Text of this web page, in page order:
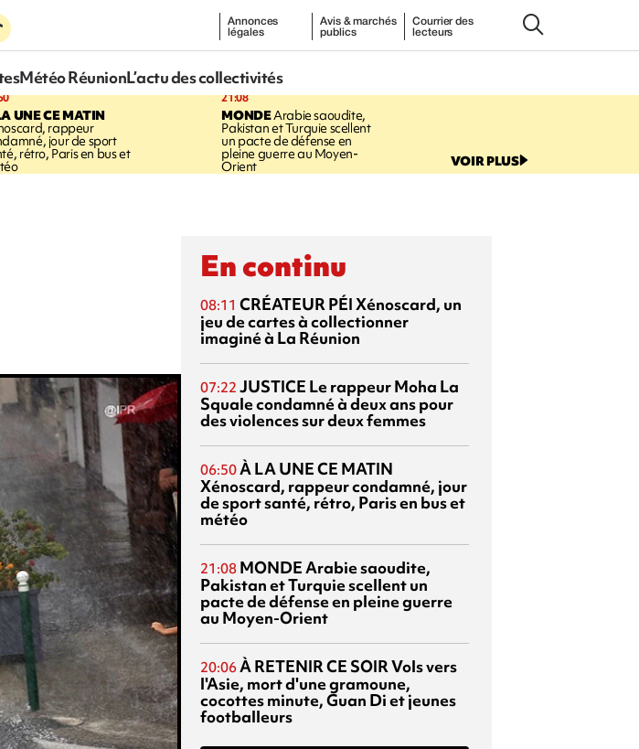
Annonces
légales
Avis & marchés
publics
Courrier des
lecteurs
Météo RéunionL’actu des collectivités
UNE CE MATIN
rappeur
jour de sport
rétro, Paris en bus et
21:08
MONDEArabie saoudite,
Pakistan et Turquie scellent
un pacte de défense en
pleine guerre au Moyen-
Orient VOIR PLUS
En continu
08:11 CRÉATEUR PÉIXénoscard, un
jeu de cartes à collectionner
imaginé à La Réunion
07:22 JUSTICE Le rappeur Moha La
Squale condamné à deux ans pour
des violences sur deux femmes
06:50À LA UNE CE MATIN
Xénoscard, rappeur condamné, jour
de sport santé, rétro, Paris en bus et
météo
21:08 MONDEArabie saoudite,
Pakistan et Turquie scellent un
pacte de défense en pleine guerre
au Moyen-Orient
20:06À RETENIR CE SOIRVols vers
l'Asie, mort d'une gramoune,
cocottes minute, Guan Di et jeunes
footballeurs